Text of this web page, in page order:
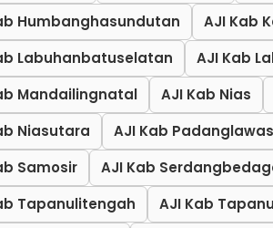
Humbanghasundutan
AJI Kab
Labuhanbatuselatan
AJI Kab
Mandailingnatal
AJI Kab Nias
Niasutara
AJI Kab Padanglawas
Samosir
AJI Kab
Tapanulitengah
AJI Kab